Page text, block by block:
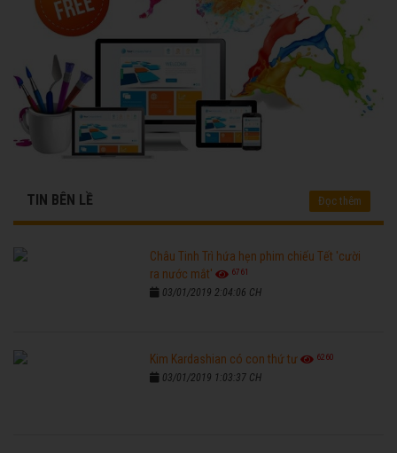
TIN BÊN LỀ Đọc thêm
Châu Tinh Trì hứa hẹn phim chiếu Tết 'cười
ra nước mắt'
6761
03/01/2019 2:04:06 CH
Kim Kardashian có con thứ tư 6260
03/01/2019 1:03:37 CH